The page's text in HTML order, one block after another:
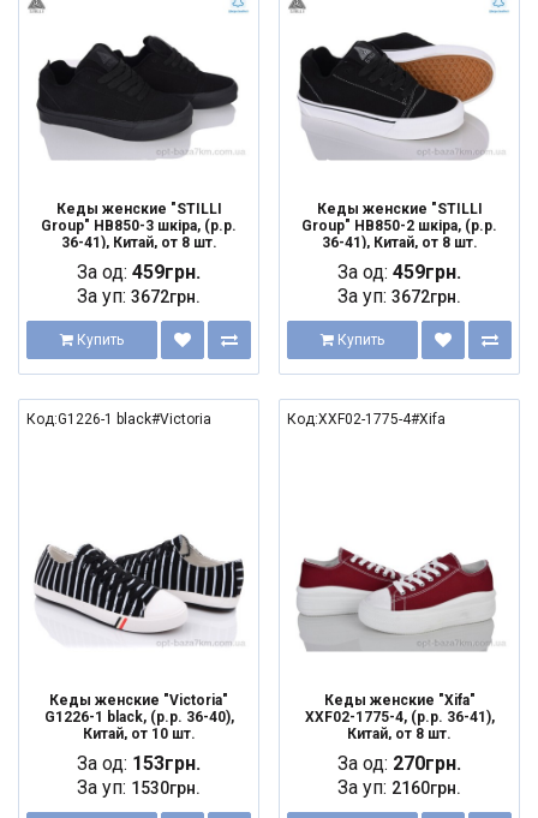
Кеды женские "STILLI
Group" HB850-3 шкіра, (р.р.
36-41), Китай, от 8 шт.
За од: 459грн.
За уп: 3672грн.
Купить
Кеды женские "STILLI
Group" HB850-2 шкіра, (р.р.
36-41), Китай, от 8 шт.
За од: 459грн.
За уп: 3672грн.
Купить
Код:G1226-1 black#Victoria
Кеды женские "Victoria"
G1226-1 black, (р.р. 36-40),
Китай, от 10 шт.
За од: 153грн.
За уп: 1530грн.
Код:XXF02-1775-4#Xifa
Кеды женские "Xifa"
XXF02-1775-4, (р.р. 36-41),
Китай, от 8 шт.
За од: 270грн.
За уп: 2160грн.